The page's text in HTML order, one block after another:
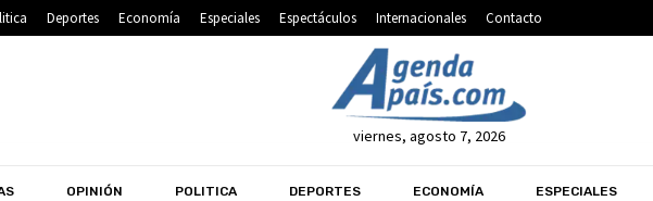
Deportes Economía Especiales Espectáculos Internacionales Contacto
viernes, agosto 7, 2026
OPINIÓN POLITICA DEPORTES ECONOMÍA ESPECIALES